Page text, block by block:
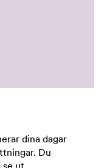
dina dagar
Du
se ut.